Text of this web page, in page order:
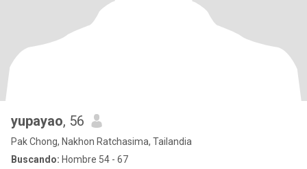
yupayao, 56
Pak Chong, Nakhon Ratchasima, Tailandia
Buscando: Hombre 54 - 67